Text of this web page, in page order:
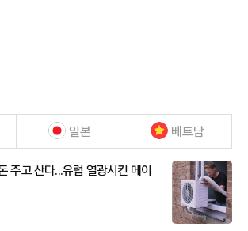
일본 베트남
주고 산다...유럽 열광시킨 메이